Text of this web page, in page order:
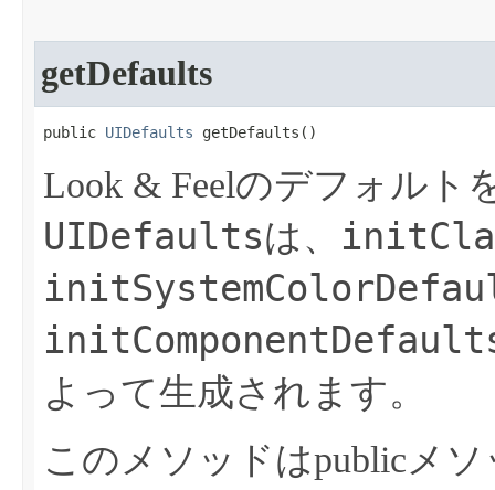
getDefaults
public UIDefaults getDefaults​()
Look & Feelのデフォルト
UIDefaultsは、
よって生成されます。
このメソッドはpublicメ